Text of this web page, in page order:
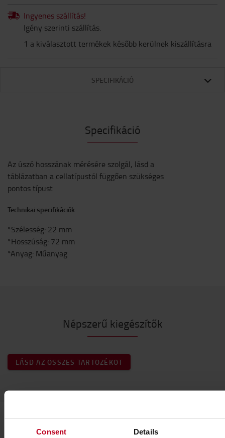
Consent Details
Ingyenes szállítás!
Igény szerinti szállítás.
1 a kiválasztott termékek később kerülnek kiszállításra
SPECIFIKÁCIÓ
Specifikáció
Az úszó hosszának mérésére szolgál, lásd a
táblázatban a cellatípustól függően szükséges
pontos típust
Technikai specifikációk
*Szélesség: 22 mm
*Hosszúság: 72 mm
*Anyag: Műanyag
Népszerű kiegészítők
LÁSD AZ ÖSSZES TARTOZÉKOT